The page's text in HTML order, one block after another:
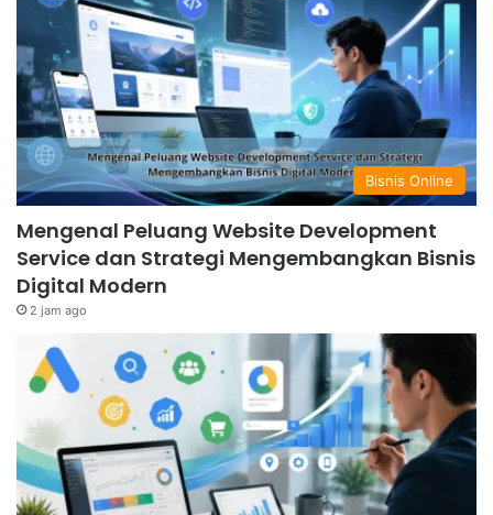
Bisnis Online
Mengenal Peluang Website Development
Service dan Strategi Mengembangkan Bisnis
Digital Modern
2 jam ago